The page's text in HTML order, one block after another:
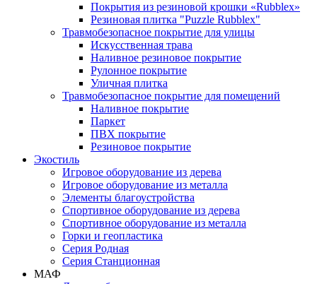
Покрытия из резиновой крошки «Rubblex»
Резиновая плитка "Puzzle Rubblex"
Травмобезопасное покрытие для улицы
Искусственная трава
Наливное резиновое покрытие
Рулонное покрытие
Уличная плитка
Травмобезопасное покрытие для помещений
Наливное покрытие
Паркет
ПВХ покрытие
Резиновое покрытие
Экостиль
Игровое оборудование из дерева
Игровое оборудование из металла
Элементы благоустройства
Спортивное оборудование из дерева
Спортивное оборудование из металла
Горки и геопластика
Серия Родная
Серия Станционная
МАФ